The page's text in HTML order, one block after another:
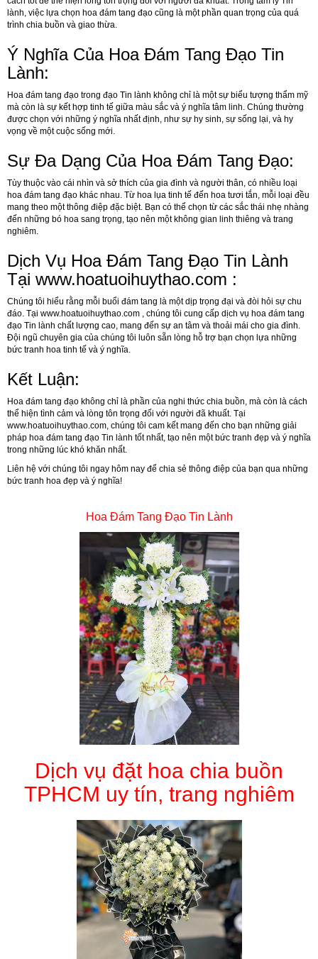
lành, việc lựa chọn hoa đám tang đạo cũng là một phần quan trọng của quá
trình chia buồn và giao thừa.
Ý Nghĩa Của Hoa Đám Tang Đạo Tin
Lành:
Hoa đám tang đạo trong đạo Tin lành không chỉ là một sự biểu tượng thẩm mỹ
mà còn là sự kết hợp tinh tế giữa màu sắc và ý nghĩa tâm linh. Chúng thường
được chọn với những ý nghĩa nhất định, như sự hy sinh, sự sống lại, và hy
vọng về một cuộc sống mới.
Sự Đa Dạng Của Hoa Đám Tang Đạo:
Tùy thuộc vào cái nhìn và sở thích của gia đình và người thân, có nhiều loại
hoa đám tang đạo khác nhau. Từ hoa lụa tinh tế đến hoa tươi tắn, mỗi loại đều
mang theo một thông điệp đặc biệt. Bạn có thể chọn từ các sắc thái nhẹ nhàng
đến những bó hoa sang trọng, tạo nên một không gian linh thiêng và trang
nghiêm.
Dịch Vụ Hoa Đám Tang Đạo Tin Lành
Tại www.hoatuoihuythao.com :
Chúng tôi hiểu rằng mỗi buổi đám tang là một dịp trọng đại và đòi hỏi sự chu
đáo. Tại www.hoatuoihuythao.com , chúng tôi cung cấp dịch vụ hoa đám tang
đạo Tin lành chất lượng cao, mang đến sự an tâm và thoải mái cho gia đình.
Đội ngũ chuyên gia của chúng tôi luôn sẵn lòng hỗ trợ bạn chọn lựa những
bức tranh hoa tinh tế và ý nghĩa.
Kết Luận:
Hoa đám tang đạo không chỉ là phần của nghi thức chia buồn, mà còn là cách
thể hiện tình cảm và lòng tôn trọng đối với người đã khuất. Tại
www.hoatuoihuythao.com, chúng tôi cam kết mang đến cho bạn những giải
pháp hoa đám tang đạo Tin lành tốt nhất, tạo nên một bức tranh đẹp và ý nghĩa
trong những lúc khó khăn nhất.
Liên hệ với chúng tôi ngay hôm nay để chia sẻ thông điệp của bạn qua những
bức tranh hoa đẹp và ý nghĩa!
Hoa Đám Tang Đạo Tin Lành
Dịch vụ đặt hoa chia buồn
TPHCM uy tín, trang nghiêm